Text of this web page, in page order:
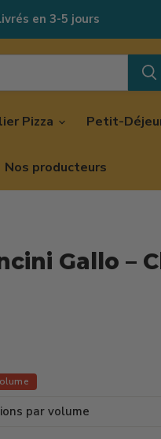
en 3-5 jours
Pizza Petit-
Nos producteurs
Gallo –
par volume